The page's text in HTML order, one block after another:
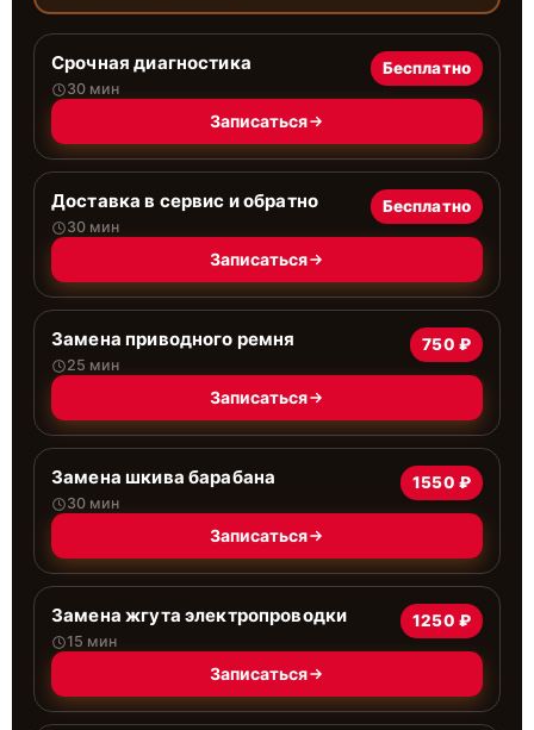
Срочная диагностика
30 мин
Бесплатно
Записаться
Доставка в сервис и обратно
30 мин
Бесплатно
Записаться
Замена приводного ремня
25 мин
750 ₽
Записаться
Замена шкива барабана
30 мин
1550 ₽
Записаться
Замена жгута электропроводки
15 мин
1250 ₽
Записаться